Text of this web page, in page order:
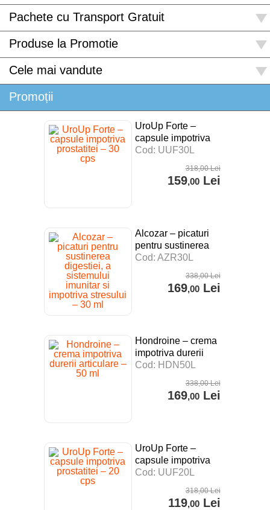
Pachete cu Transport Gratuit
Produse la Promotie
Cele mai vandute
Promoții
UroUp Forte –
capsule impotriva
prostatitei – 30 cps
Cod: UUF30L
318,00Lei
159,00Lei
Alcozar – picaturi
pentru sustinerea
digestiei, a
impotriva stresului –
Cod: AZR30L
338,00Lei
169,00Lei
Hondroine – crema
impotriva durerii
articulare – 50 ml
Cod: HDN50L
338,00Lei
169,00Lei
UroUp Forte –
capsule impotriva
prostatitei – 20 cps
Cod: UUF20L
318,00Lei
119,00Lei